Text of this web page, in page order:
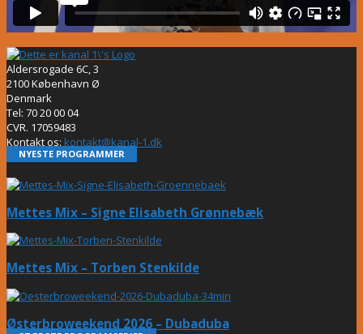
Aldersrogade 6C, 3
2100 København Ø
Denmark
Tel: 70 20 00 04
CVR. 17059483
Kontakt os: kontakt@kanal-1.dk
NYESTE PROGRAMMER
Mettes Mix – Signe Elisabeth Grønnebæk
Mettes Mix – Torben Stenkilde
Østerbroweekend 2026 – Dubaduba